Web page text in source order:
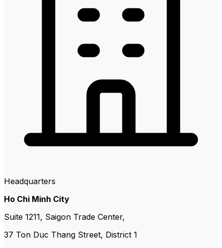
Headquarters
Ho Chi Minh City
Suite 1211, Saigon Trade Center,
37 Ton Duc Thang Street, District 1